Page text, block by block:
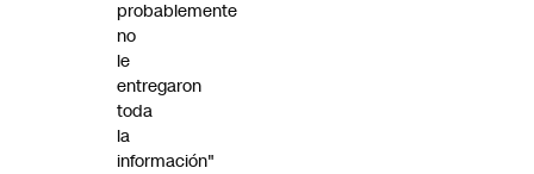
probablemente
no
le
entregaron
toda
la
información"